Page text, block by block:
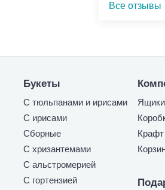
Все отзывы
Букеты
С тюльпанами и ирисами
С ирисами
Сборные
С хризантемами
С альстромерией
С гортензией